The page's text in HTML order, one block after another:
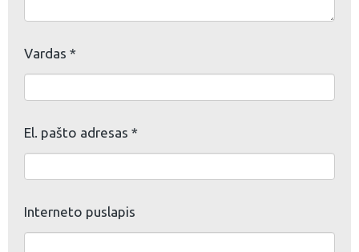
Vardas *
El. pašto adresas *
Interneto puslapis